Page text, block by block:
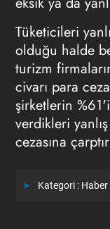
Tüketicileri
olduğu halde
turizm
civarı para
şirketlerin
verdikleri
cezasına
Kategori : Haber